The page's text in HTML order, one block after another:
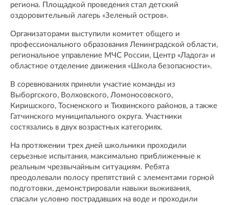
региона. Площадкой проведения стал детский
оздоровительный лагерь «Зеленый остров».
Организаторами выступили комитет общего и
профессионального образования Ленинградской области,
региональное управление МЧС России, Центр «Ладога» и
областное отделение движения «Школа безопасности».
В соревнованиях приняли участие команды из
Выборгского, Волховского, Ломоносовского,
Киришского, Тосненского и Тихвинского районов, а также
Гатчинского муниципального округа. Участники
состязались в двух возрастных категориях.
На протяжении трех дней школьники проходили
серьезные испытания, максимально приближенные к
реальным чрезвычайным ситуациям. Ребята
преодолевали полосу препятствий с элементами горной
подготовки, демонстрировали навыки выживания,
спасали условно пострадавших на воде и проходили